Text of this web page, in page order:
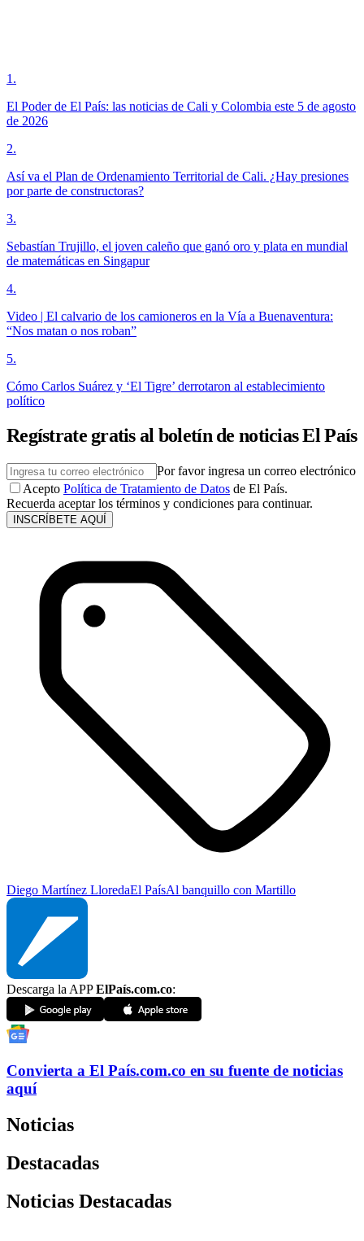
1 .
El Poder de El País: las noticias de Cali y Colombia este 5 de agosto
de 2026
2.
Así va el Plan de Ordenamiento Territorial de Cali. ¿Hay presiones
por parte de constructoras?
3.
Sebastían Trujillo, el joven caleño que ganó oro y plata en mundial
de matemáticas en Singapur
4.
Video | El calvario de los camioneros en la Vía a Buenaventura:
“Nos matan o nos roban”
5.
Cómo Carlos Suárez y ‘El Tigre’ derrotaron al establecimiento
político
Regístrate gratis al boletín de noticias El País
Por favor ingresa un correo electrónico
Acepto Política de Tratamiento de Datos de El País.
Recuerda aceptar los términos y condiciones para continuar.
INSCRÍBETE AQUÍ
Diego Martínez LloredaEl PaísAl banquillo con Martillo
Descarga la APPElPaís.com.co:
Convierta a El País.com.co en su fuente de noticias
aquí
Noticias
Destacadas
Noticias Destacadas